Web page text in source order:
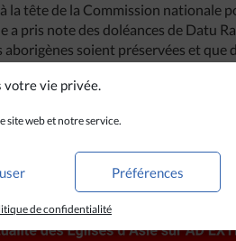
votre vie privée.
site web et notre service.
Préférences
de confidentialité
la tête de la Commission nationale
a pris note des doléances de Datu
soient préservées et que